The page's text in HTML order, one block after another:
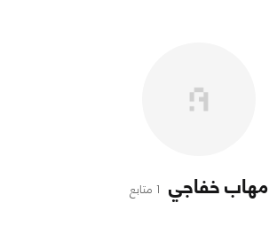
مهاب خفاجي 1 متابع